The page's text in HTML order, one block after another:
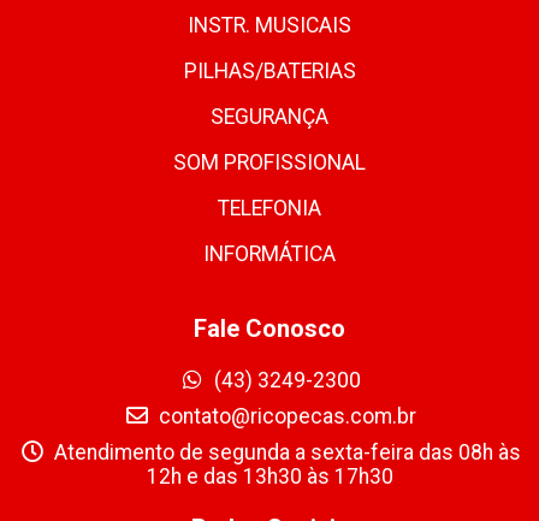
INSTR. MUSICAIS
PILHAS/BATERIAS
SEGURANÇA
SOM PROFISSIONAL
TELEFONIA
INFORMÁTICA
Fale Conosco
(43) 3249-2300
contato@ricopecas.com.br
Atendimento de segunda a sexta-feira das 08h às
12h e das 13h30 às 17h30